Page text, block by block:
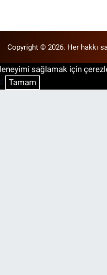
Copyright © 2026. Her hakkı
sağlamak için
Tamam